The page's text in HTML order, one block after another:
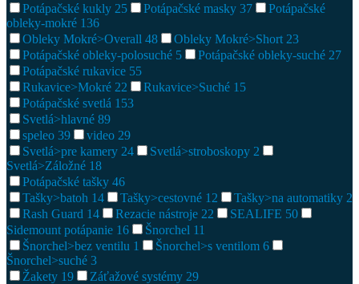
Potápačské kukly 25 Potápačské masky 37
Potápačské
obleky-mokré 136
Obleky Mokré>Overall 48 Obleky Mokré>Short 23
Potápačské obleky-polosuché 5 Potápačské obleky-suché 27
Potápačské rukavice 55
Rukavice>Mokré 22 Rukavice>Suché 15
Potápačské svetlá 153
Svetlá>hlavné 89
speleo 39 video 29
Svetlá>pre kamery 24 Svetlá>stroboskopy 2
Svetlá>Záložné 18
Potápačské tašky 46
Tašky>batoh 14 Tašky>cestovné 12 Tašky>na automatiky 2
Rash Guard 14 Rezacie nástroje 22 SEALIFE 50
Sidemount potápanie 16 Šnorchel 11
Šnorchel>bez ventilu 1 Šnorchel>s ventilom 6
Šnorchel>suché 3
Žakety 19 Záťažové systémy 29